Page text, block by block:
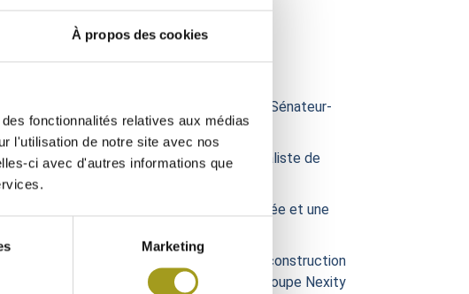
À propos des cookies
fonctionnalités relatives aux médias
l'utilisation de notre site avec nos
ci avec d'autres informations que
Marketing
LA COP21 ET DU SIMI
INEA (et à son locataire Nexity).
inauguré en juillet 2015 en présence du Sénateur-
traditionnelle », souligne le journaliste de
avec une température naturellement régulée et une
temps d’exécution plus rapide que la construction
directeur d’Ywood, la filiale du groupe Nexity